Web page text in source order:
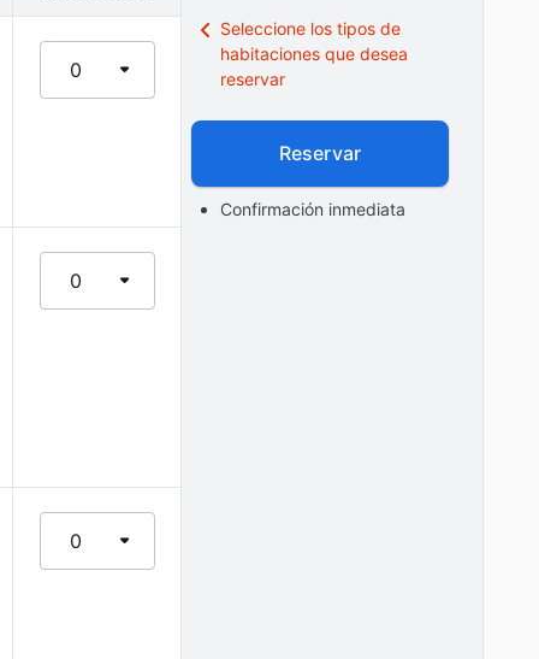
0
0
0
Seleccione los tipos de
habitaciones que desea
reservar
Reservar
Confirmación inmediata